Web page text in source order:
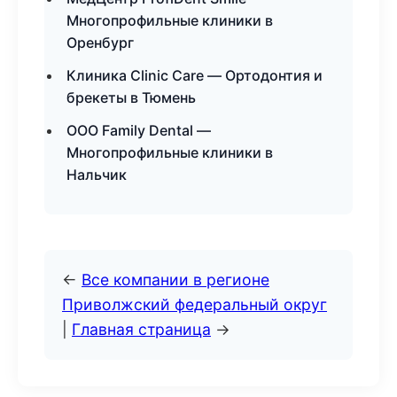
Многопрофильные клиники в
Оренбург
Клиника Clinic Care — Ортодонтия и
брекеты в Тюмень
ООО Family Dental —
Многопрофильные клиники в
Нальчик
← Все компании в регионе
Приволжский федеральный округ
Главная страница →